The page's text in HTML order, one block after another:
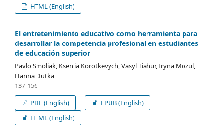
HTML (English)
El entretenimiento educativo como herramienta para
desarrollar la competencia profesional en estudiantes
de educación superior
Pavlo Smoliak, Kseniia Korotkevych, Vasyl Tiahur, Iryna Mozul,
Hanna Dutka
137-156
PDF (English)
EPUB (English)
HTML (English)